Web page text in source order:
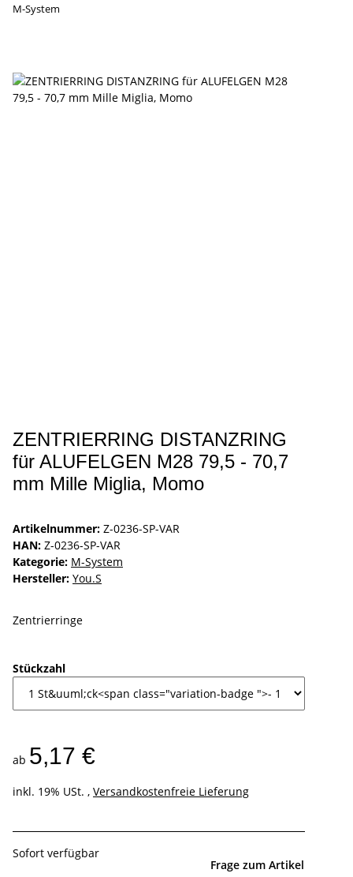
M-System
ZENTRIERRING DISTANZRING
für ALUFELGEN M28 79,5 - 70,7
mm Mille Miglia, Momo
Artikelnummer: Z-0236-SP-VAR
HAN: Z-0236-SP-VAR
Kategorie: M-System
Hersteller: You.S
Zentrierringe
Stückzahl
ab 5,17 €
inkl. 19% USt. , Versandkostenfreie Lieferung
Sofort verfügbar
Frage zum Artikel